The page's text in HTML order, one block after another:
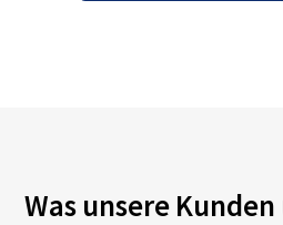
Was unsere